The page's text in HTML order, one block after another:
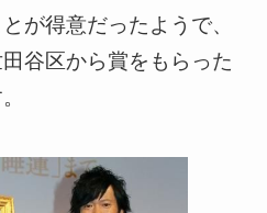
が得意だったようで、
谷区から賞をもらった